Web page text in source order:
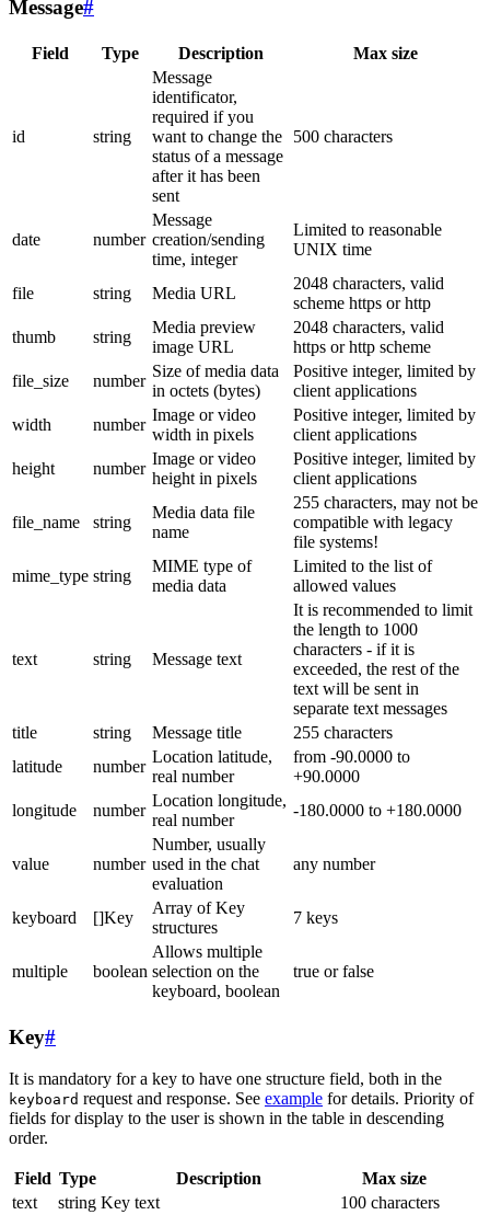
Message#
Field Type Description Max size
id string
Message
identificator,
required if you
want to change the
status of a message
after it has been
sent
500 characters
date number
Message
creation/sending
time, integer
Limited to reasonable
UNIX time
file string Media URL
2048 characters, valid
scheme https or http
thumb
string
Media preview
image URL
2048 characters, valid
https or http scheme
file_size
number
Size of media data
in octets (bytes)
Positive integer, limited by
client applications
width
number
Image or video
width in pixels
Positive integer, limited by
client applications
height
number
Image or video
height in pixels
Positive integer, limited by
client applications
file_name string
Media data file
name
255 characters, may not be
compatible with legacy
file systems!
mime_type string
MIME type of
media data
Limited to the list of
allowed values
text string Message text
It is recommended to limit
the length to 1000
characters - if it is
exceeded, the rest of the
text will be sent in
separate text messages
title
string Message title
255 characters
latitude
number
Location latitude,
real number
from -90.0000 to
+90.0000
longitude
number
Location longitude,
real number
-180.0000 to +180.0000
value number
Number, usually
used in the chat
evaluation
any number
keyboard []Key
Array of Key
structures
7 keys
multiple boolean
Allows multiple
selection on the
keyboard, boolean
true or false
Key#
It is mandatory for a key to have one structure field, both in the
keyboard request and response. See example for details. Priority of
fields for display to the user is shown in the table in descending
order.
Field Type Description
Max size
text
string Key text
100 characters